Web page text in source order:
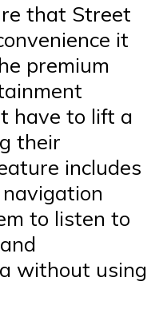
that Street
it
premium
have to lift a
their
includes
to listen to
without using